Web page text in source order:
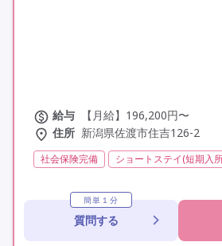
給与
【月給】196,200円〜
住所 新潟県佐渡市住吉126-2
社会保険完備 ショートステイ(短期入
初任者研修
残業月20時間以内 残業
交通費支給
学歴不問
簡単１分
質問する